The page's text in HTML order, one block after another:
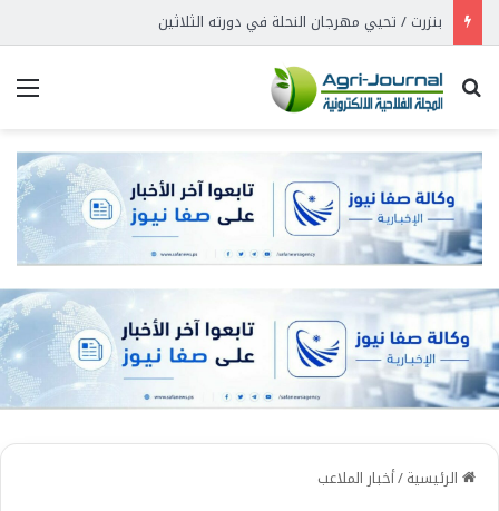
بنزرت / تحيي مهرجان النحلة في دورته الثلاثين
بحث عن
الرئيسية/أخبار الملاعب